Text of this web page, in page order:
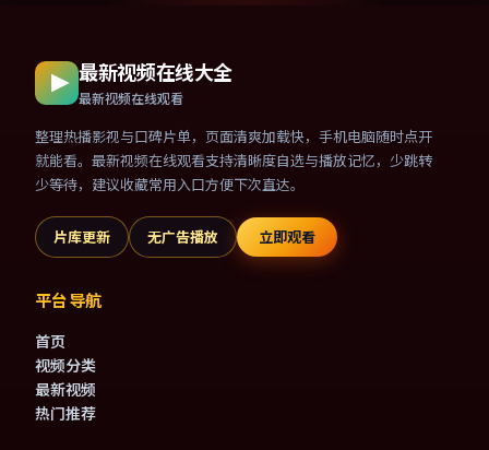
最新视频在线大全
最新视频在线观看
整理热播影视与口碑片单，页面清爽加载快，手机电脑随时点开
就能看。最新视频在线观看支持清晰度自选与播放记忆，少跳转
少等待，建议收藏常用入口方便下次直达。
片库更新 无广告播放 立即观看
平台导航
首页
视频分类
最新视频
热门推荐